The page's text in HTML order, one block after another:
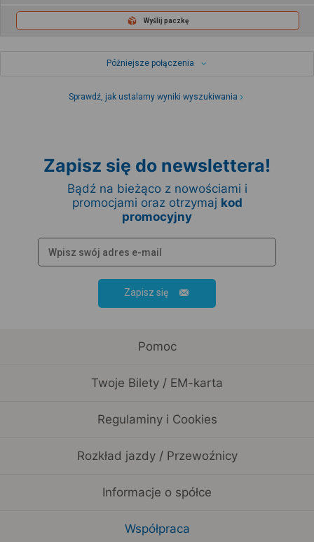
Wyślij paczkę
Późniejsze połączenia
Sprawdź, jak ustalamy wyniki wyszukiwania
Zapisz się do newslettera!
Bądź na bieżąco z nowościami i
promocjami oraz otrzymaj kod
promocyjny
Zapisz się
Pomoc
Twoje Bilety / EM-karta
Regulaminy i Cookies
Rozkład jazdy / Przewoźnicy
Informacje o spółce
Współpraca